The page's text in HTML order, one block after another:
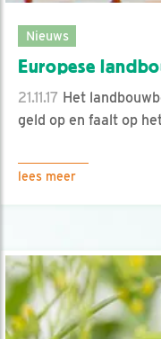
Nieuws
Europese
21.11.17 Het
geld op en faalt op
lees meer